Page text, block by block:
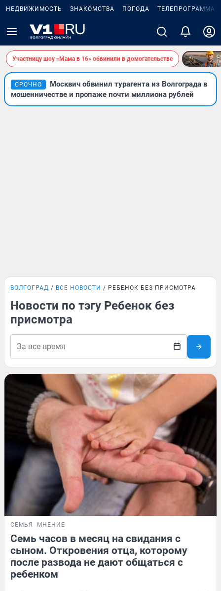
НЕДВИЖИМОСТЬ ЗНАКОМСТВА ПОГОДА ТЕЛЕПРОГРАММА
Участницу шоу «Мама в 16» обвинили в домогательстве
СРОЧНО
Москвич обвинил турагента из Волгограда в
мошенничестве и пропаже почти миллиона рублей
ВОЛГОГРАД ВСЕ НОВОСТИ РЕБЕНОК БЕЗ ПРИСМОТРА
Новости по тэгу Ребенок без
присмотра
СЕМЬЯ МНЕНИЕ
Семь часов в месяц на свидания с
сыном. Откровения отца, которому
после развода не дают общаться с
ребенком